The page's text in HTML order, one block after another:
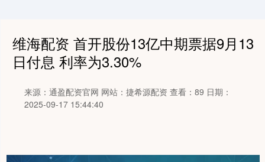
维海配资 首开股份13亿中期票据9月13
日付息 利率为3.30%
来源：通盈配资官网 网站：捷希源配资 查看：89 日期：
2025-09-17 15:44:40